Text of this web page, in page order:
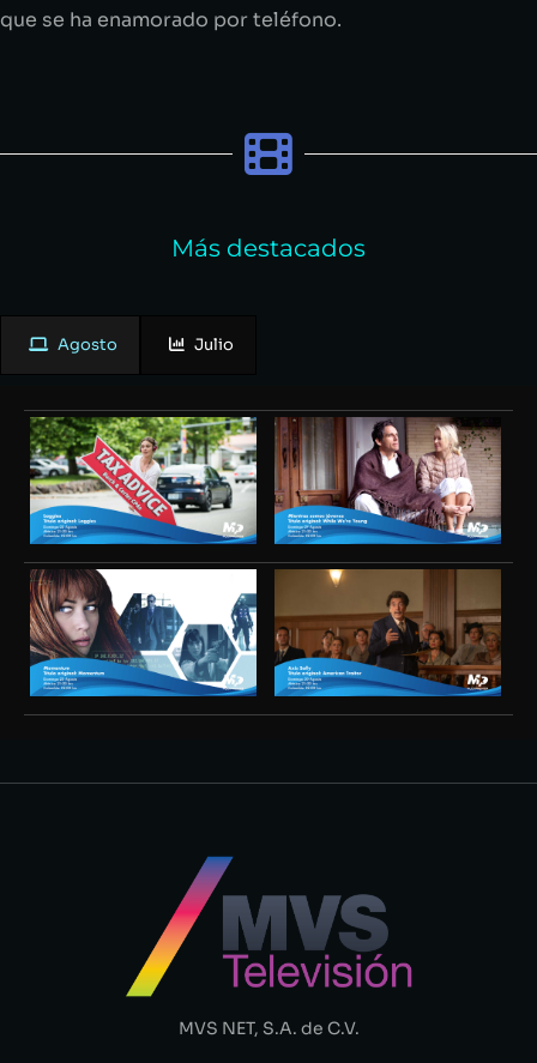
que se ha enamorado por teléfono.
Más destacados
Agosto Julio
MVS NET, S.A. de C.V.